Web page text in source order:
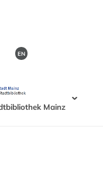
EN
Mainz